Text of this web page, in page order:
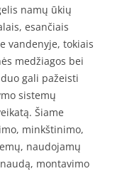
namų ūkių
esančiais
vandenyje, tokiais
medžiagos bei
gali pažeisti
sistemų
Šiame
minkštinimo,
naudojamų
montavimo